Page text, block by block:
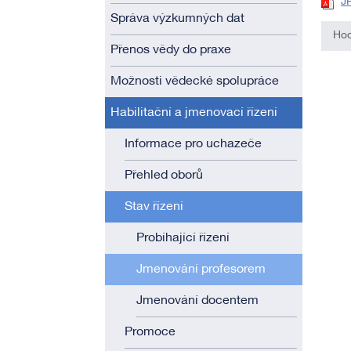
Správa výzkumných dat
Přenos vědy do praxe
Možnosti vědecké spolupráce
Habilitační a jmenovací řízení
Informace pro uchazeče
Přehled oborů
Stav řízení
Probíhající řízení
Jmenování profesorem
Jmenování docentem
Promoce